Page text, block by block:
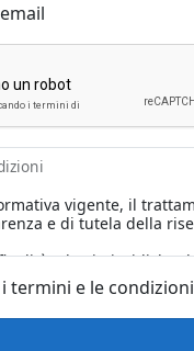
termini e le condizioni